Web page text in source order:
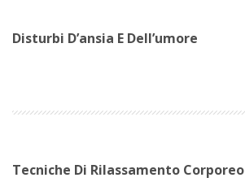
Disturbi D’ansia E Dell’umore
Tecniche Di Rilassamento Corporeo